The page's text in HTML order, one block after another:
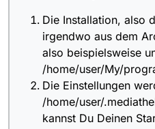
Die Installation, also
irgendwo aus dem
also beispielsweise
/home/user/My/
Die Einstellungen
/home/user/
kannst Du Deinen